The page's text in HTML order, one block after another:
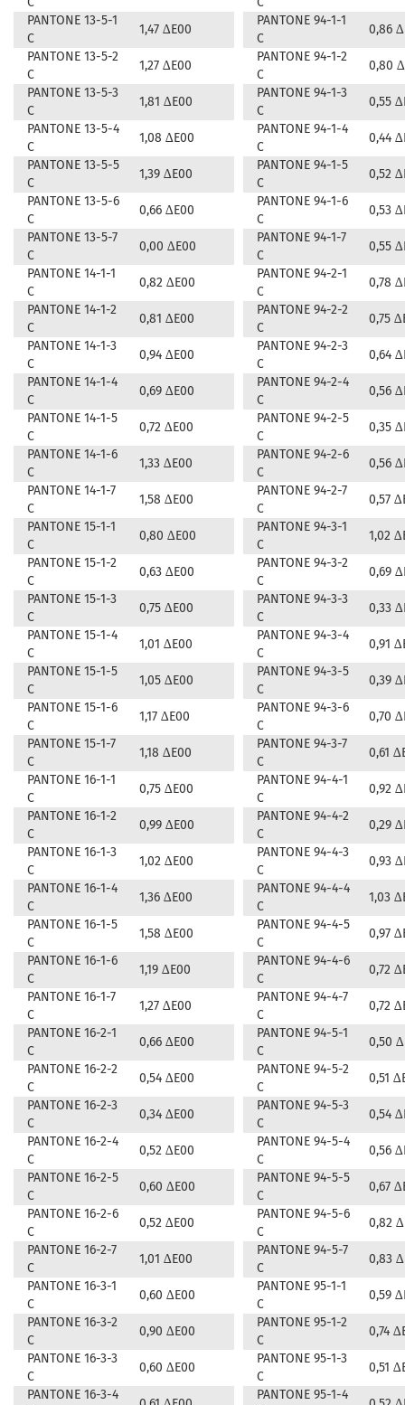
PANTONE 13-5-1
C
1,47 ∆E00
PANTONE 94-1-1
C
0,86
PANTONE 13-5-2
C
1,27 ∆E00
PANTONE 94-1-2
C
0,80
PANTONE 13-5-3
C
1,81 ∆E00
PANTONE 94-1-3
C
0,55
PANTONE 13-5-4
C
1,08 ∆E00
PANTONE 94-1-4
C
0,44
PANTONE 13-5-5
C
1,39 ∆E00
PANTONE 94-1-5
C
0,52
PANTONE 13-5-6
C
0,66 ∆E00
PANTONE 94-1-6
C
0,53
PANTONE 13-5-7
C
0,00 ∆E00
PANTONE 94-1-7
C
0,55
PANTONE 14-1-1
C
0,82 ∆E00
PANTONE 94-2-1
C
0,78
PANTONE 14-1-2
C
0,81 ∆E00
PANTONE 94-2-2
C
0,75
PANTONE 14-1-3
C
0,94 ∆E00
PANTONE 94-2-3
C
0,64
PANTONE 14-1-4
C
0,69 ∆E00
PANTONE 94-2-4
C
0,56
PANTONE 14-1-5
C
0,72 ∆E00
PANTONE 94-2-5
C
0,35
PANTONE 14-1-6
C
1,33 ∆E00
PANTONE 94-2-6
C
0,56
PANTONE 14-1-7
C
1,58 ∆E00
PANTONE 94-2-7
C
0,57
PANTONE 15-1-1
C
0,80 ∆E00
PANTONE 94-3-1
C
1,02
PANTONE 15-1-2
C
0,63 ∆E00
PANTONE 94-3-2
C
0,69
PANTONE 15-1-3
C
0,75 ∆E00
PANTONE 94-3-3
C
0,33
PANTONE 15-1-4
C
1,01 ∆E00
PANTONE 94-3-4
C
0,91
PANTONE 15-1-5
C
1,05 ∆E00
PANTONE 94-3-5
C
0,39
PANTONE 15-1-6
C
1,17 ∆E00
PANTONE 94-3-6
C
0,70
PANTONE 15-1-7
C
1,18 ∆E00
PANTONE 94-3-7
C
0,61
PANTONE 16-1-1
C
0,75 ∆E00
PANTONE 94-4-1
C
0,92
PANTONE 16-1-2
C
0,99 ∆E00
PANTONE 94-4-2
C
0,29
PANTONE 16-1-3
C
1,02 ∆E00
PANTONE 94-4-3
C
0,93
PANTONE 16-1-4
C
1,36 ∆E00
PANTONE 94-4-4
C
1,03
PANTONE 16-1-5
C
1,58 ∆E00
PANTONE 94-4-5
C
0,97
PANTONE 16-1-6
C
1,19 ∆E00
PANTONE 94-4-6
C
0,72
PANTONE 16-1-7
C
1,27 ∆E00
PANTONE 94-4-7
C
0,72
PANTONE 16-2-1
C
0,66 ∆E00
PANTONE 94-5-1
C
0,50
PANTONE 16-2-2
C
0,54 ∆E00
PANTONE 94-5-2
C
0,51
PANTONE 16-2-3
C
0,34 ∆E00
PANTONE 94-5-3
C
0,54
PANTONE 16-2-4
C
0,52 ∆E00
PANTONE 94-5-4
C
0,56
PANTONE 16-2-5
C
0,60 ∆E00
PANTONE 94-5-5
C
0,67
PANTONE 16-2-6
C
0,52 ∆E00
PANTONE 94-5-6
C
0,82
PANTONE 16-2-7
C
1,01 ∆E00
PANTONE 94-5-7
C
0,83
PANTONE 16-3-1
C
0,60 ∆E00
PANTONE 95-1-1
C
0,59
PANTONE 16-3-2
C
0,90 ∆E00
PANTONE 95-1-2
C
0,74
PANTONE 16-3-3
C
0,60 ∆E00
PANTONE 95-1-3
C
0,51
PANTONE 16-3-4
PANTONE 95-1-4